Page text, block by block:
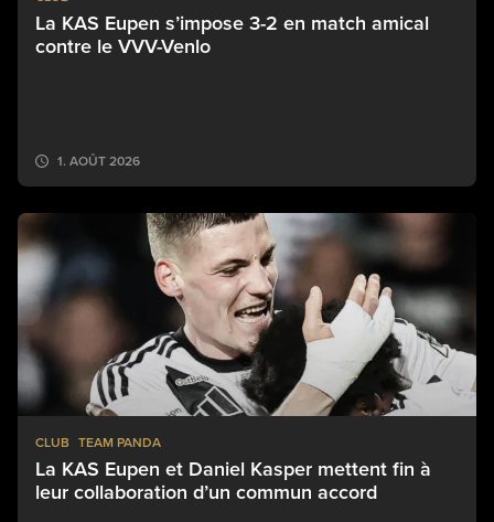
La KAS Eupen s’impose 3-2 en match amical
contre le VVV-Venlo
1. AOÛT 2026
CLUB TEAM PANDA
La KAS Eupen et Daniel Kasper mettent fin à
leur collaboration d’un commun accord